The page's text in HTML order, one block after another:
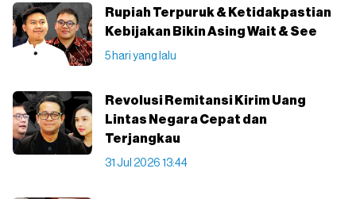
Rupiah Terpuruk & Ketidakpastian
Kebijakan Bikin Asing Wait & See
5 hari yang lalu
Revolusi Remitansi Kirim Uang
Lintas Negara Cepat dan
Terjangkau
31 Jul 2026 13:44